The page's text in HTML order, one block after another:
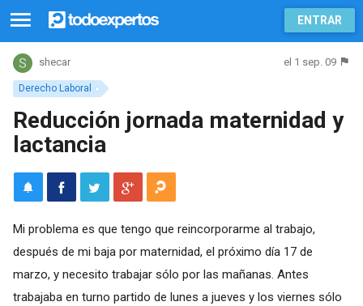
ENTRAR
Derecho Laboral
shecar el 1 sep. 09
Reducción jornada maternidad y
lactancia
Mi problema es que tengo que reincorporarme al trabajo,
después de mi baja por maternidad, el próximo día 17 de
marzo, y necesito trabajar sólo por las mañanas. Antes
trabajaba en turno partido de lunes a jueves y los viernes sólo